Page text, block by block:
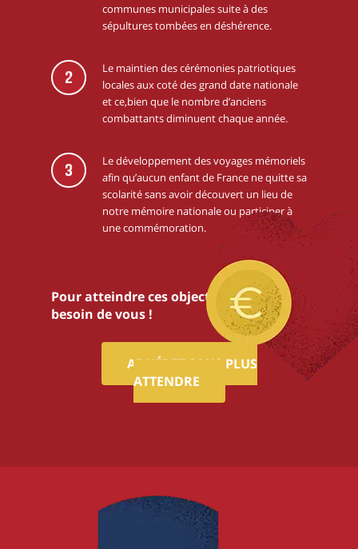
communes municipales suite à des
sépultures tombées en déshérence.
2
Le maintien des cérémonies patriotiques
locales aux coté des grand date nationale
et ce,bien que le nombre d’anciens
combattants diminuent chaque année.
3
Le développement des voyages mémoriels
afin qu’aucun enfant de France ne quitte sa
scolarité sans avoir découvert un lieu de
notre mémoire nationale ou participer à
une commémoration.
Pour atteindre ces objectifs,nous avons
besoin de vous !
ADHÉREZ SANS PLUS
ATTENDRE